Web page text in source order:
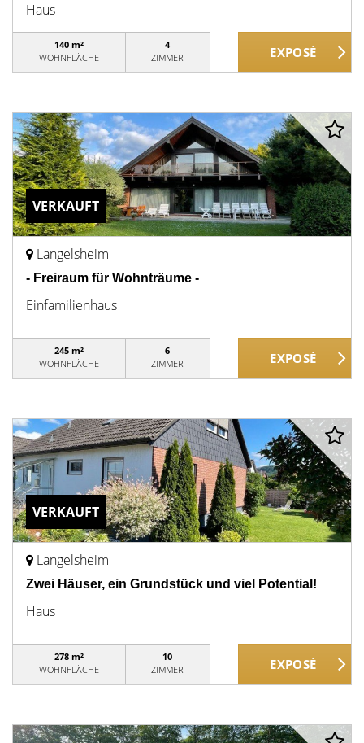
Haus
140 m²
WOHNFLÄCHE
4
ZIMMER
VERKAUFT
Langelsheim
- Freiraum für Wohnträume -
Einfamilienhaus
245 m²
WOHNFLÄCHE
6
ZIMMER
VERKAUFT
Langelsheim
Zwei Häuser, ein Grundstück und viel Potential!
Haus
278 m²
WOHNFLÄCHE
10
ZIMMER